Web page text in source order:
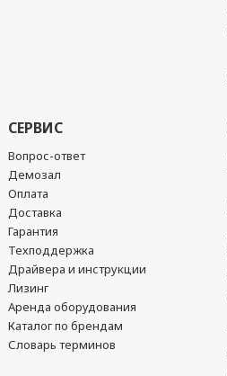
СЕРВИС
Вопрос-ответ
Демозал
Оплата
Доставка
Гарантия
Техподдержка
Драйвера и инструкции
Лизинг
Аренда оборудования
Каталог по брендам
Словарь терминов